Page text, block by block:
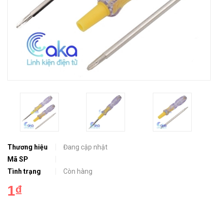
Thương hiệu
Đang cập nhật
Mã SP
Tình trạng
Còn hàng
1₫